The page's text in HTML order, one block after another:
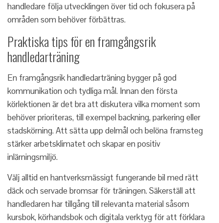
handledare följa utvecklingen över tid och fokusera på
områden som behöver förbättras.
Praktiska tips för en framgångsrik
handledarträning
En framgångsrik handledarträning bygger på god
kommunikation och tydliga mål. Innan den första
körlektionen är det bra att diskutera vilka moment som
behöver prioriteras, till exempel backning, parkering eller
stadskörning. Att sätta upp delmål och belöna framsteg
stärker arbetsklimatet och skapar en positiv
inlärningsmiljö.
Välj alltid en hantverksmässigt fungerande bil med rätt
däck och servade bromsar för träningen. Säkerställ att
handledaren har tillgång till relevanta material såsom
kursbok, körhandsbok och digitala verktyg för att förklara